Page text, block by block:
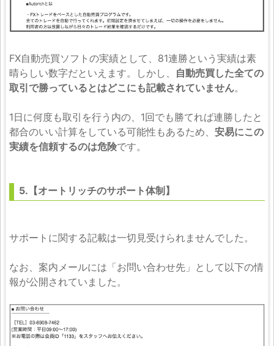
FX自動売買ソフトの実績として、81連勝という実績は素
晴らしい数字だといえます。しかし、 自動売買した全ての
取引で勝っているとはどこにも記載されていません。
1日に何度も取引を行う内の、1回でも勝てれば連勝したと
都合のいい計算をしている可能性もあるため、 安易にこの
実績を信頼するのは危険です。
5.【オートリッチのサポート体制】
サポートに関する記載は一切見受けられませんでした。
なお、案内メールには「お問い合わせ先」として以下の情
報が公開されていました。